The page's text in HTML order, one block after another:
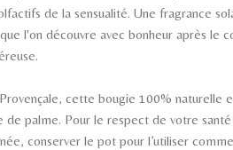
de la sensualité. Une fragrance
l'on découvre avec bonheur après le
cette bougie 100% naturelle
de palme. Pour le respect de votre
conserver le pot pour l’utiliser